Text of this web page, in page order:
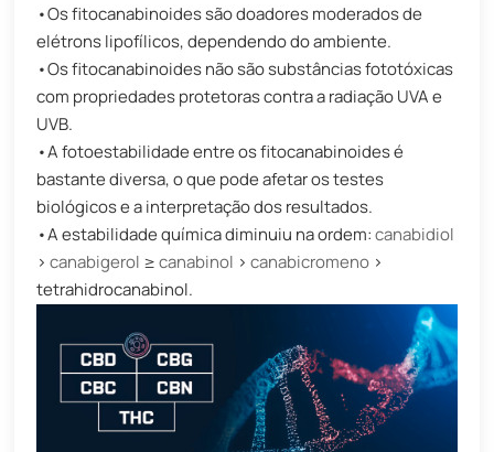
•Os fitocanabinoides são doadores moderados de
elétrons lipofílicos, dependendo do ambiente.
•Os fitocanabinoides não são substâncias fototóxicas
com propriedades protetoras contra a radiação UVA e
UVB.
•A fotoestabilidade entre os fitocanabinoides é
bastante diversa, o que pode afetar os testes
biológicos e a interpretação dos resultados.
•A estabilidade química diminuiu na ordem:canabidiol
>canabigerol ≥canabinol >canabicromeno >
tetrahidrocanabinol.